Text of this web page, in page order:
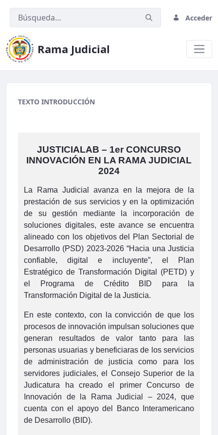
Acceder
Rama Judicial
Participa
TEXTO INTRODUCCIÓN
JUSTICIALAB – 1er CONCURSO
INNOVACIÓN EN LA RAMA JUDICIAL
2024
La Rama Judicial avanza en la mejora de la
prestación de sus servicios y en la optimización
de su gestión mediante la incorporación de
soluciones digitales, este avance se encuentra
alineado con los objetivos del Plan Sectorial de
Desarrollo (PSD) 2023-2026 “Hacia una Justicia
confiable, digital e incluyente”, el Plan
Estratégico de Transformación Digital (PETD) y
el Programa de Crédito BID para la
Transformación Digital de la Justicia.
En este contexto, con la convicción de que los
procesos de innovación impulsan soluciones que
generan resultados de valor tanto para las
personas usuarias y beneficiaras de los servicios
de administración de justicia como para los
servidores judiciales, el Consejo Superior de la
Judicatura ha creado el primer Concurso de
Innovación de la Rama Judicial – 2024, que
cuenta con el apoyo del Banco Interamericano
de Desarrollo (BID).